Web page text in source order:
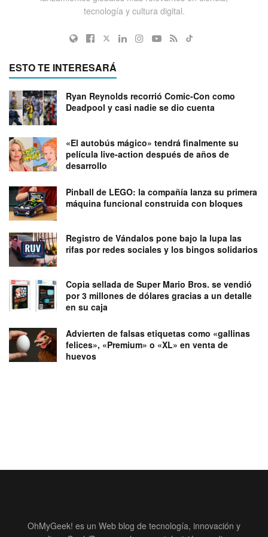
tecnología y cultura digital.
ESTO TE INTERESARÁ
Ryan Reynolds recorrió Comic-Con como
Deadpool y casi nadie se dio cuenta
«El autobús mágico» tendrá finalmente su
película live-action después de años de
desarrollo
Pinball de LEGO: la compañía lanza su primera
máquina funcional construida con bloques
Registro de Vándalos pone bajo la lupa las
rifas por redes sociales y los bingos solidarios
Copia sellada de Super Mario Bros. se vendió
por 3 millones de dólares gracias a un detalle
en su caja
Advierten de falsas etiquetas como «gallinas
felices», «Premium» o «XL» en venta de
huevos
OhMyGeek! es un Web blog de tecnología, innovación y